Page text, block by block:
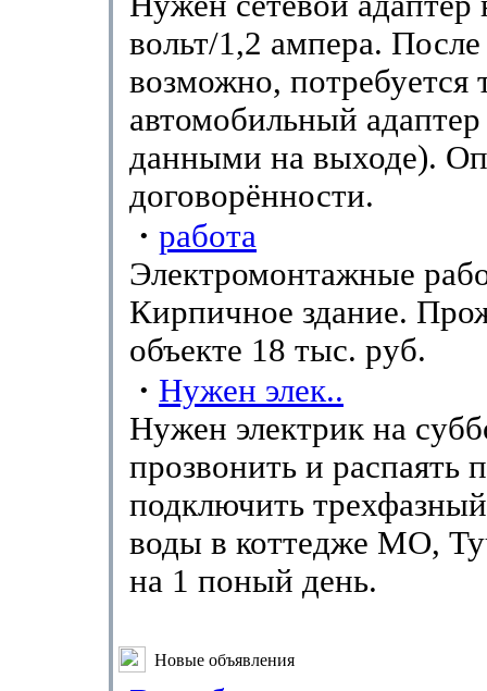
вольт/1,2 ампера. После
возможно, потребуется
автомобильный
данными на выходе).
договорённости.
· работа
Электромонтажные
Кирпичное здание.
объекте 18 тыс. руб.
· Нужен элек..
Нужен электрик на
прозвонить и распаять
подключить трехфазный
воды в коттедже МО,
на 1 поный день.
Новые объявления